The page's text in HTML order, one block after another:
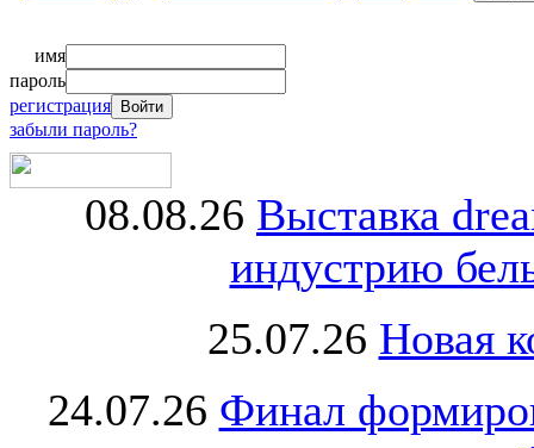
имя
пароль
регистрация
забыли пароль?
08.08.26 Выставка
индустрию
25.07.26 Новая
24.07.26 Финал